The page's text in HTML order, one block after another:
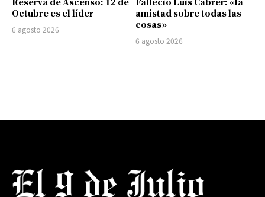
Octubre es el líder
6 agosto 2026
amistad sobre todas las
cosas»
6 agosto 2026